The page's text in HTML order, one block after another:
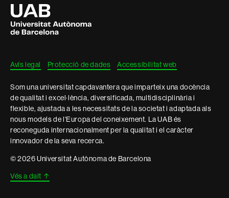
Universitat
Autònoma
de
Barcelona
Avís legal Protecció de dades Accessibilitat web
Som una universitat capdavantera que imparteix una docència
de qualitat i excel·lència, diversificada, multidisciplinària i
flexible, ajustada a les necessitats de la societat i adaptada als
nous models de l'Europa del coneixement. La UAB és
reconeguda internacionalment per la qualitat i el caràcter
innovador de la seva recerca.
© 2026 Universitat Autònoma de Barcelona
Vés a dalt ↑